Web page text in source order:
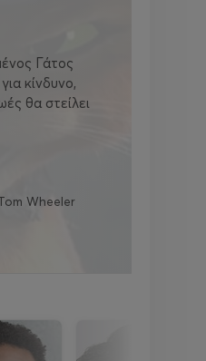
Γάτος
κίνδυνο,
θα στείλει
Wheeler